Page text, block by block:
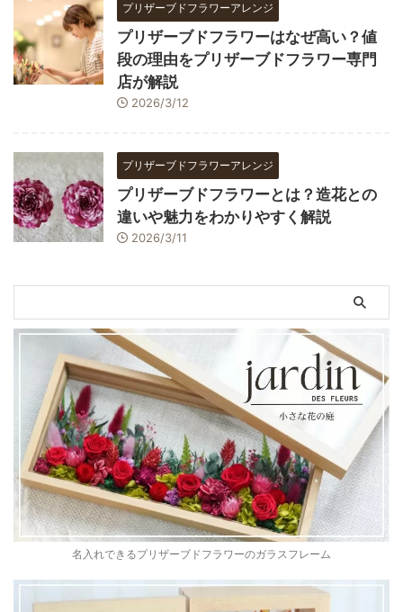
プリザーブドフラワーアレンジ
プリザーブドフラワーはなぜ高い？値
段の理由をプリザーブドフラワー専門
店が解説
2026/3/12
プリザーブドフラワーアレンジ
プリザーブドフラワーとは？造花との
違いや魅力をわかりやすく解説
2026/3/11
名入れできるプリザーブドフラワーのガラスフレーム